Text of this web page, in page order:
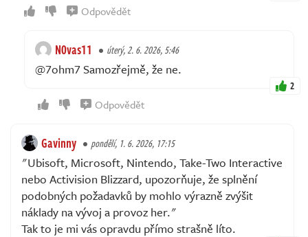
Odpovědět
N0vas11 úterý, 2. 6. 2026, 5:46
@7ohm7 Samozřejmě, že ne.
2
Odpovědět
Gavinny pondělí, 1. 6. 2026, 17:15
"Ubisoft, Microsoft, Nintendo, Take-Two Interactive
nebo Activision Blizzard, upozorňuje, že splnění
podobných požadavků by mohlo výrazně zvýšit
náklady na vývoj a provoz her."
Tak to je mi vás opravdu přímo strašně líto.